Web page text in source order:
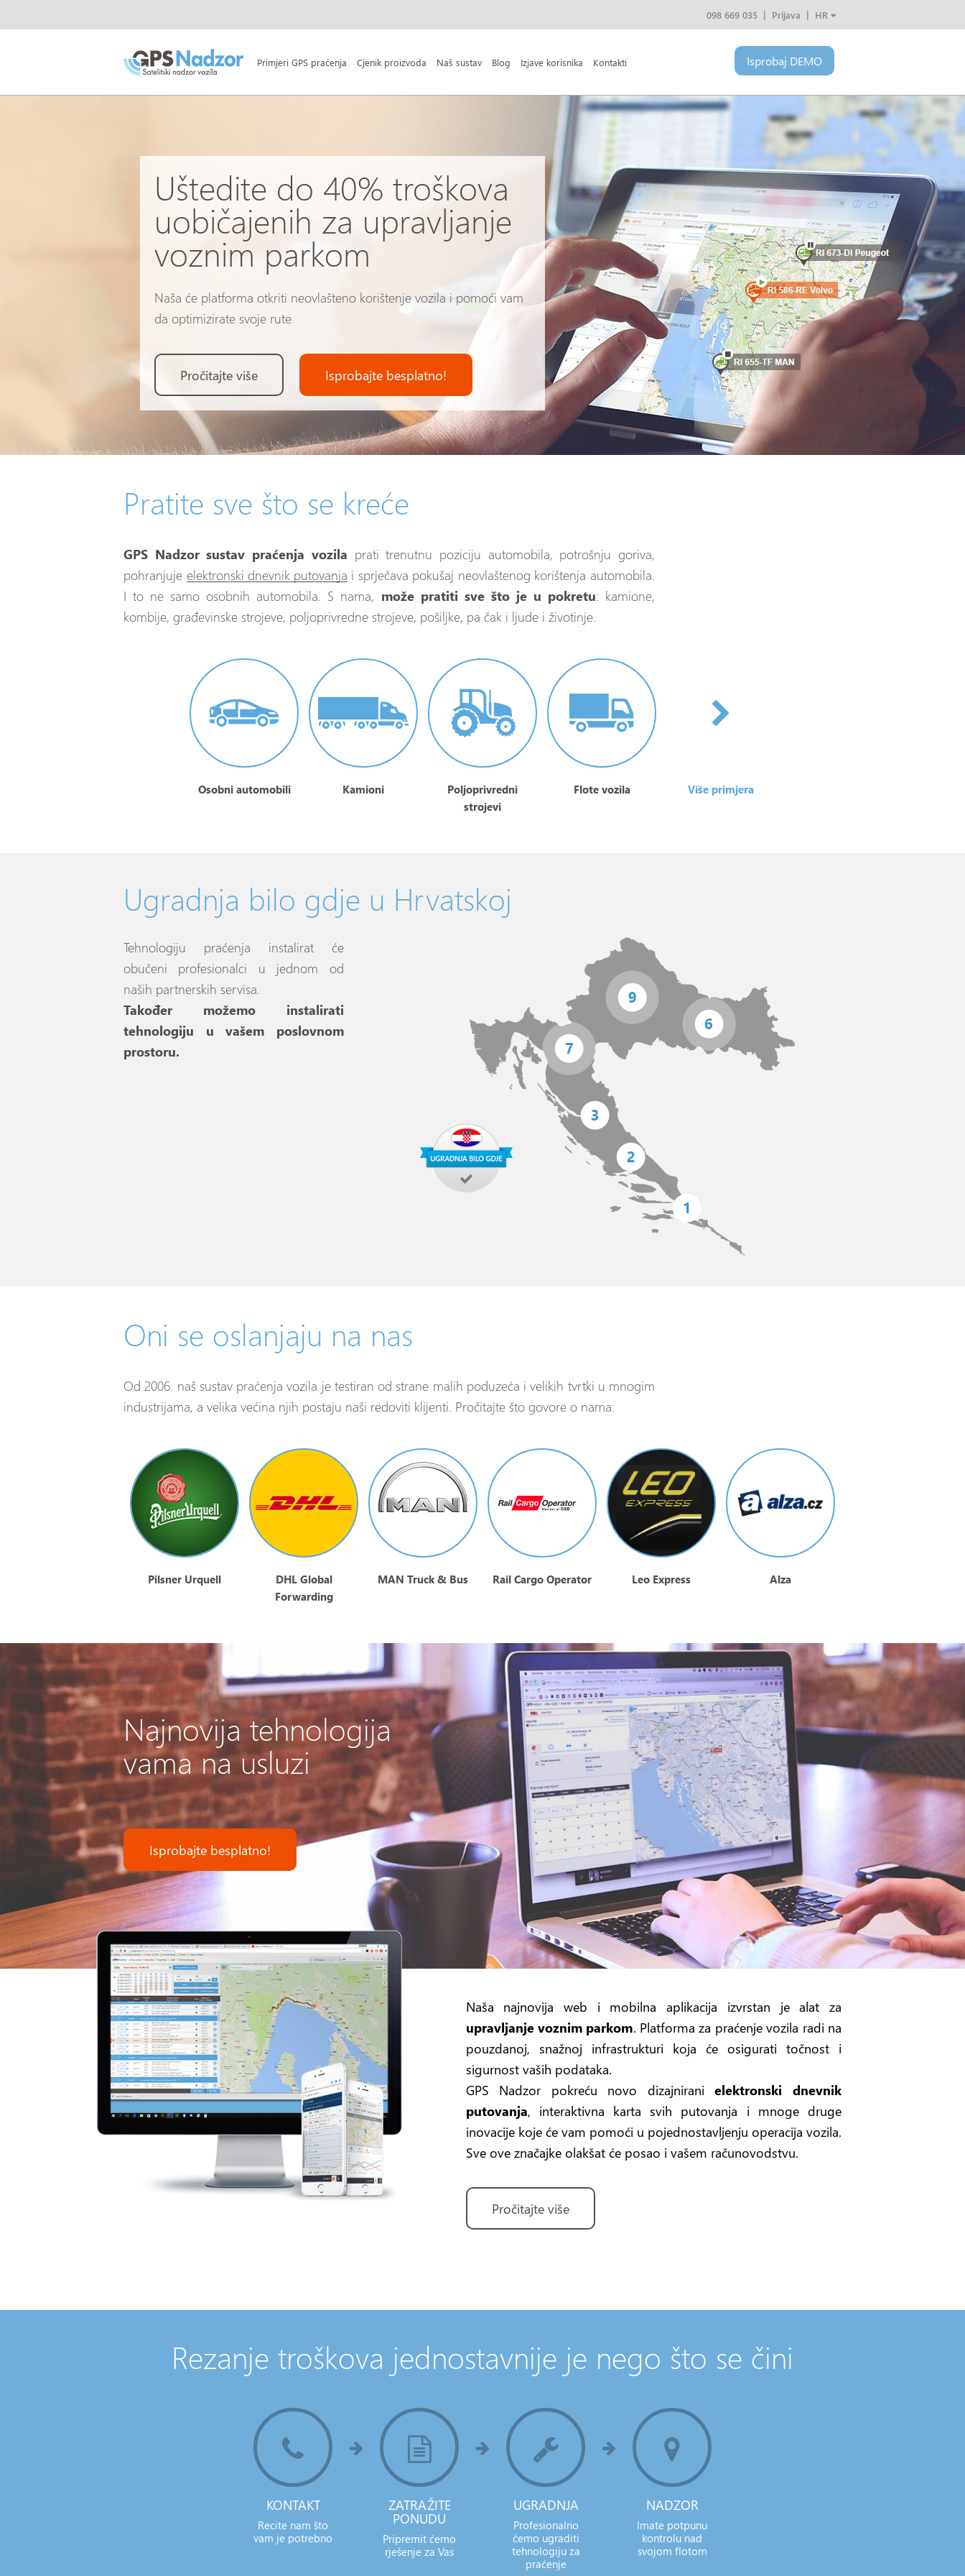
098 669 035 Prijava HR
Primjeri GPS praćenja Cjenik proizvoda Naš sustav Blog Izjave korisnika Kontakti Isprobaj DEMO
Uštedite do 40% troškova
uobičajenih za upravljanje
voznim parkom
Naša će platforma otkriti neovlašteno korištenje vozila i pomoći vam
da optimizirate svoje rute
Pročitajte više Isprobajte besplatno!
Pratite sve što se kreće
GPS Nadzor sustav praćenja vozila prati trenutnu poziciju automobila, potrošnju goriva,
pohranjuje elektronski dnevnik putovanja i sprječava pokušaj neovlaštenog korištenja automobila.
I to ne samo osobnih automobila. S nama, može pratiti sve što je u pokretu: kamione,
kombije, građevinske strojeve, poljoprivredne strojeve, pošiljke, pa čak i ljude i životinje.
Osobni automobili Kamioni
Poljoprivredni
strojevi
Flote vozila Više primjera
Ugradnja bilo gdje u Hrvatskoj
Tehnologiju praćenja instalirat će
obučeni profesionalci u jednom od
naših partnerskih servisa.
Također možemo instalirati
tehnologiju u vašem poslovnom
prostoru.
Oni se oslanjaju na nas
Od 2006. naš sustav praćenja vozila je testiran od strane malih poduzeća i velikih tvrtki u mnogim
industrijama, a velika većina njih postaju naši redoviti klijenti. Pročitajte što govore o nama:
Pilsner Urquell
DHL Global
Forwarding
MAN Truck & Bus Rail Cargo Operator Leo Express Alza
Najnovija tehnologija
vama na usluzi
Isprobajte besplatno!
Naša najnovija web i mobilna aplikacija izvrstan je alat za
upravljanje voznim parkom. Platforma za praćenje vozila radi na
pouzdanoj, snažnoj infrastrukturi koja će osigurati točnost i
sigurnost vaših podataka.
GPS Nadzor pokreću novo dizajniranielektronski dnevnik
putovanja, interaktivna karta svih putovanja i mnoge druge
inovacije koje će vam pomoći u pojednostavljenju operacija vozila.
Sve ove značajke olakšat će posao i vašem računovodstvu.
Pročitajte više
Rezanje troškova jednostavnije je nego što se čini
KONTAKT
Recite nam što
vam je potrebno
ZATRAŽITE
PONUDU
Pripremit ćemo
rješenje za Vas
UGRADNJA
Profesionalno
ćemo ugraditi
tehnologiju za
praćenje
NADZOR
Imate potpunu
kontrolu nad
svojom flotom